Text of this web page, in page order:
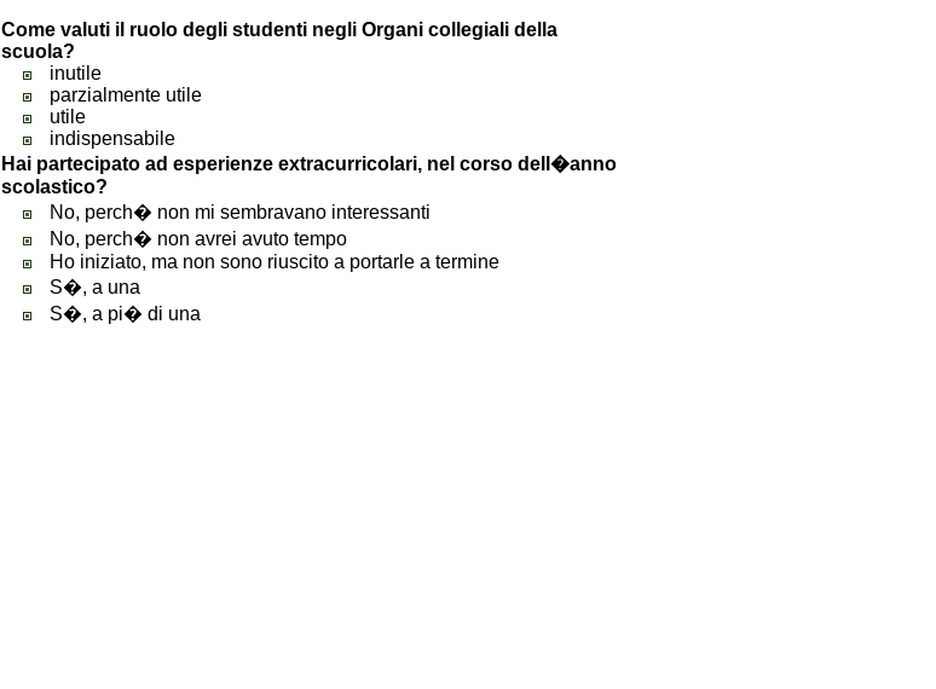
Come valuti il ruolo degli studenti negli Organi collegiali della
scuola?
inutile
parzialmente utile
utile
indispensabile
Hai partecipato ad esperienze extracurricolari, nel corso dell�anno
scolastico?
No, perch� non mi sembravano interessanti
No, perch� non avrei avuto tempo
Ho iniziato, ma non sono riuscito a portarle a termine
S�, a una
S�, a pi� di una